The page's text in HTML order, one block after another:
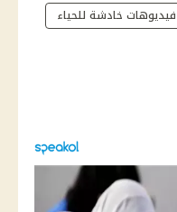
فيديوهات خادشة للحياء